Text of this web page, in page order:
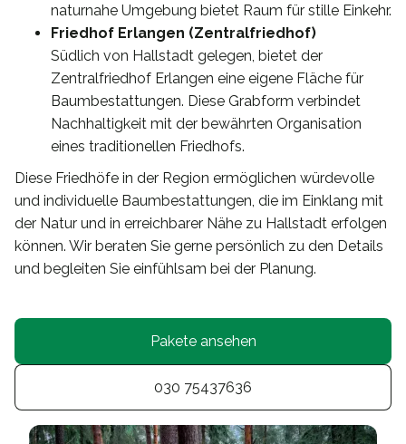
naturnahe Umgebung bietet Raum für stille Einkehr.
Friedhof Erlangen (Zentralfriedhof)
Südlich von Hallstadt gelegen, bietet der
Zentralfriedhof Erlangen eine eigene Fläche für
Baumbestattungen. Diese Grabform verbindet
Nachhaltigkeit mit der bewährten Organisation
eines traditionellen Friedhofs.
Diese Friedhöfe in der Region ermöglichen würdevolle
und individuelle Baumbestattungen, die im Einklang mit
der Natur und in erreichbarer Nähe zu Hallstadt erfolgen
können. Wir beraten Sie gerne persönlich zu den Details
und begleiten Sie einfühlsam bei der Planung.
Pakete ansehen
030 75437636